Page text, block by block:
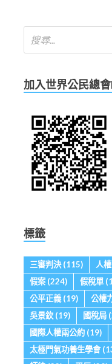
加入世界公民總
標籤
三審判決(115) 人權
假案(224) 假稅單
公平正義 (19) 公權
吳景欽 (19) 國稅局
國際人權兩公約 (19)
太極門氣功養生學會